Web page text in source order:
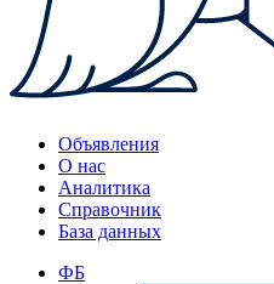
Объявления
О нас
Аналитика
Справочник
База данных
ФБ